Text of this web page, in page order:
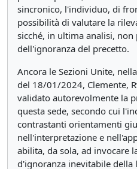
sincronico, l'individuo, di
possibilità di valutare la
sicché, in ultima analisi,
dell'ignoranza del precetto.
Ancora le Sezioni Unite,
del 18/01/2024, Clemente,
validato autorevolmente la
questa sede, secondo cui
contrastanti orientamenti
nell'interpretazione e
abilita, da sola, ad invocare
d'ignoranza inevitabile della